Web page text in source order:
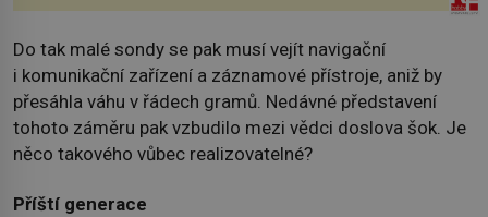
Do tak malé sondy se pak musí vejít navigační
i komunikační zařízení a záznamové přístroje, aniž by
přesáhla váhu v řádech gramů. Nedávné představení
tohoto záměru pak vzbudilo mezi vědci doslova šok. Je
něco takového vůbec realizovatelné?
Příští generace